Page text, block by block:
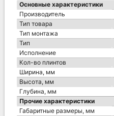
Основные характеристики
Производитель
Тип товара
Тип монтажа
Тип
Исполнение
Кол-во плинтов
Ширина, мм
Высота, мм
Глубина, мм
Прочие характеристики
Габаритные размеры, мм